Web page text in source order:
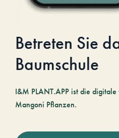
Betreten Sie
Baumschule
I&M PLANT.APP ist die
Mangoni Pflanzen.